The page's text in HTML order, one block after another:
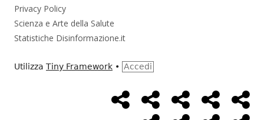
Privacy Policy
Scienza e Arte della Salute
Statistiche Disinformazione.it
Utilizza Tiny Framework • Accedi
MenùHome
Page
Alimentazione
AmbienteBambini
Cancro ControlloEconomia